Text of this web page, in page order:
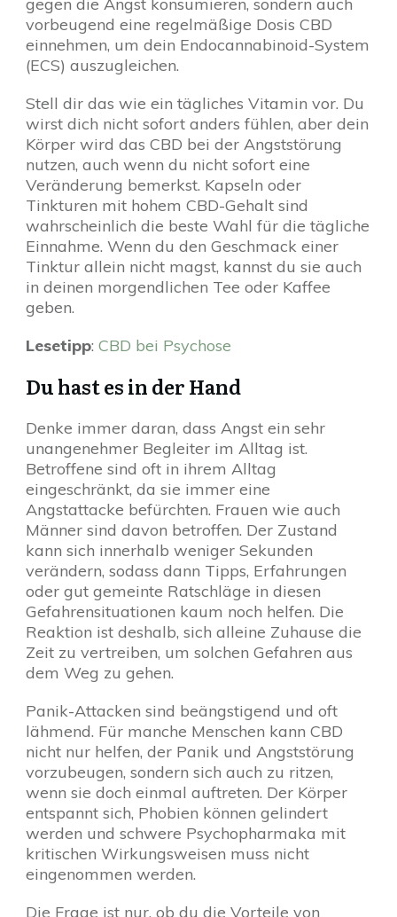
gegen die Angst konsumieren, sondern auch
vorbeugend eine regelmäßige Dosis CBD
einnehmen, um dein Endocannabinoid-System
(ECS) auszugleichen.
Stell dir das wie ein tägliches Vitamin vor. Du
wirst dich nicht sofort anders fühlen, aber dein
Körper wird das CBD bei der Angststörung
nutzen, auch wenn du nicht sofort eine
Veränderung bemerkst. Kapseln oder
Tinkturen mit hohem CBD-Gehalt sind
wahrscheinlich die beste Wahl für die tägliche
Einnahme. Wenn du den Geschmack einer
Tinktur allein nicht magst, kannst du sie auch
in deinen morgendlichen Tee oder Kaffee
geben.
Lesetipp: CBD bei Psychose
Du hast es in der Hand
Denke immer daran, dass Angst ein sehr
unangenehmer Begleiter im Alltag ist.
Betroffene sind oft in ihrem Alltag
eingeschränkt, da sie immer eine
Angstattacke befürchten. Frauen wie auch
Männer sind davon betroffen. Der Zustand
kann sich innerhalb weniger Sekunden
verändern, sodass dann Tipps, Erfahrungen
oder gut gemeinte Ratschläge in diesen
Gefahrensituationen kaum noch helfen. Die
Reaktion ist deshalb, sich alleine Zuhause die
Zeit zu vertreiben, um solchen Gefahren aus
dem Weg zu gehen.
Panik-Attacken sind beängstigend und oft
lähmend. Für manche Menschen kann CBD
nicht nur helfen, der Panik und Angststörung
vorzubeugen, sondern sich auch zu ritzen,
wenn sie doch einmal auftreten. Der Körper
entspannt sich, Phobien können gelindert
werden und schwere Psychopharmaka mit
kritischen Wirkungsweisen muss nicht
eingenommen werden.
Die Frage ist nur, ob du die Vorteile von